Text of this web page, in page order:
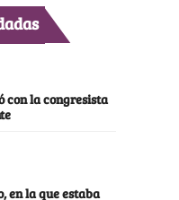
con la congresista
en la que estaba